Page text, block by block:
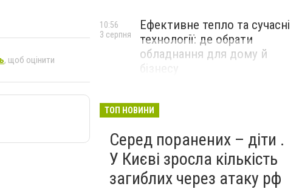
, щоб оцінити
Ефективне тепло та сучасні
технології: де обрати
обладнання для дому й
бізнесу
10:56
3 серпня
ТОП НОВИНИ
Серед поранених – діти .
У Києві зросла кількість
загиблих через атаку рф